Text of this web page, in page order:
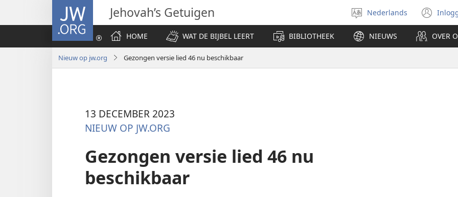
JW.ORG Jehovah’s Getuigen
Taal
selecteren
Nederlands
HOME
WAT DE BIJBEL LEERT BIBLIOTHEEK NIEUWS OVER
Nieuw op jw.org Gezongen versie lied 46 nu beschikbaar
13 DECEMBER 2023
NIEUW OP JW.ORG
Gezongen versie lied 46 nu
beschikbaar